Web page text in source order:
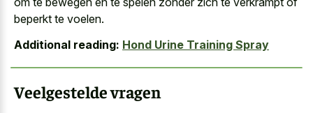
beperkt te voelen.
Additional reading: Hond Urine Training Spray
Veelgestelde vragen